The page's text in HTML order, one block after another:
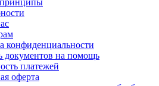
конфиденциальности
документов на помощь
платежей
оферта